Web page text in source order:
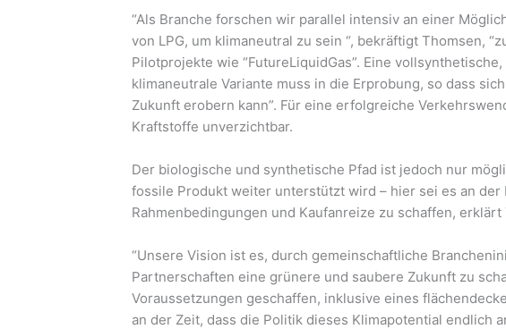
“Als Branche forschen wir parallel intensiv an einer
von LPG, um klimaneutral zu sein “, bekräftigt Thomsen,
Pilotprojekte wie “FutureLiquidGas”. Eine
klimaneutrale Variante muss in die Erprobung, so dass
Zukunft erobern kann”. Für eine erfolgreiche
Kraftstoffe unverzichtbar.
Der biologische und synthetische Pfad ist jedoch nur
fossile Produkt weiter unterstützt wird – hier sei es an
Rahmenbedingungen und Kaufanreize zu schaffen,
“Unsere Vision ist es, durch gemeinschaftliche
Partnerschaften eine grünere und saubere Zukunft zu
Voraussetzungen geschaffen, inklusive eines
an der Zeit, dass die Politik dieses Klimapotential endlich